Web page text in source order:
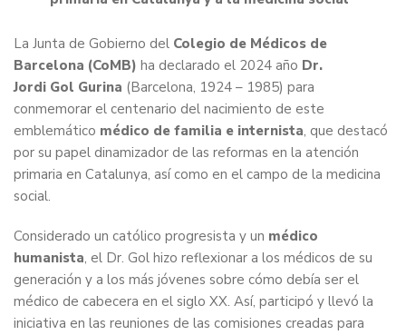
La Junta de Gobierno del Colegio de Médicos de
Barcelona (CoMB) ha declarado el 2024 año Dr.
Jordi Gol Gurina (Barcelona, 1924 – 1985) para
conmemorar el centenario del nacimiento de este
emblemático médico de familia e internista, que destacó
por su papel dinamizador de las reformas en la atención
primaria en Catalunya, así como en el campo de la medicina
social.
Considerado un católico progresista y un médico
humanista, el Dr. Gol hizo reflexionar a los médicos de su
generación y a los más jóvenes sobre cómo debía ser el
médico de cabecera en el siglo XX. Así, participó y llevó la
iniciativa en las reuniones de las comisiones creadas para